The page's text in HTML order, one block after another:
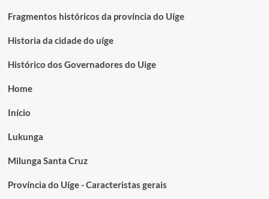
Fragmentos históricos da província do Uíge
Historia da cidade do uíge
Histórico dos Governadores do Uige
Home
Início
Lukunga
Milunga Santa Cruz
Província do Uíge - Caracteristas gerais